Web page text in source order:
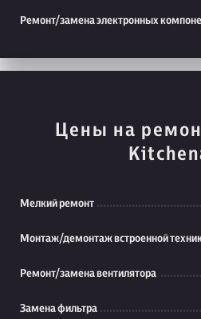
Ремонт/замена электронных
Цены на
Мелкий ремонт
Монтаж/демонтаж встроенной
Ремонт/замена вентилятора
Замена фильтра